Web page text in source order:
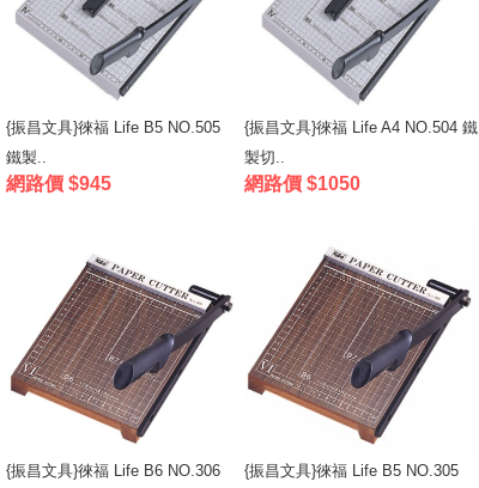
{振昌文具}徠福 Life B5 NO.505
鐵製..
網路價 $945
{振昌文具}徠福 Life A4 NO.504 鐵
製切..
網路價 $1050
{振昌文具}徠福 Life B6 NO.306
{振昌文具}徠福 Life B5 NO.305